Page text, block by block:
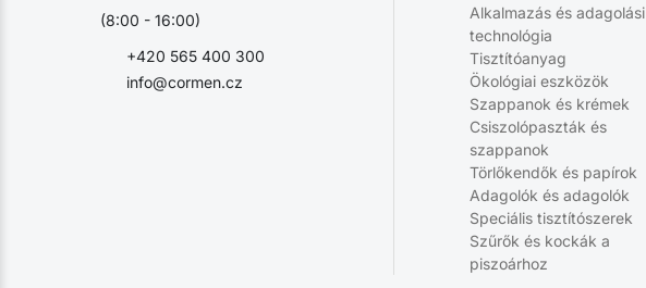
info@cormen.cz
+420 565 400 300
(8:00 - 16:00)
Alkalmazás és adagolási
technológia
Tisztítóanyag
Ökológiai eszközök
Szappanok és krémek
Csiszolópaszták és
szappanok
Törlőkendők és papírok
Adagolók és adagolók
Speciális tisztítószerek
Szűrők és kockák a
piszoárhoz